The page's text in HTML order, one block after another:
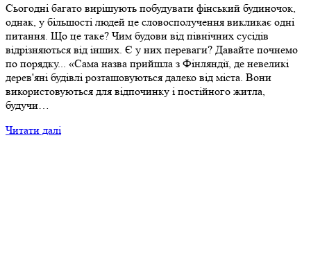
Сьогодні багато вирішують побудувати фінський будиночок,
однак, у більшості людей це словосполучення викликає одні
питання. Що це таке? Чим будови від північних сусідів
відрізняються від інших. Є у них переваги? Давайте почнемо
по порядку... «Сама назва прийшла з Фінляндії, де невеликі
дерев'яні будівлі розташовуються далеко від міста. Вони
використовуються для відпочинку і постійного житла,
будучи…
Читати далі